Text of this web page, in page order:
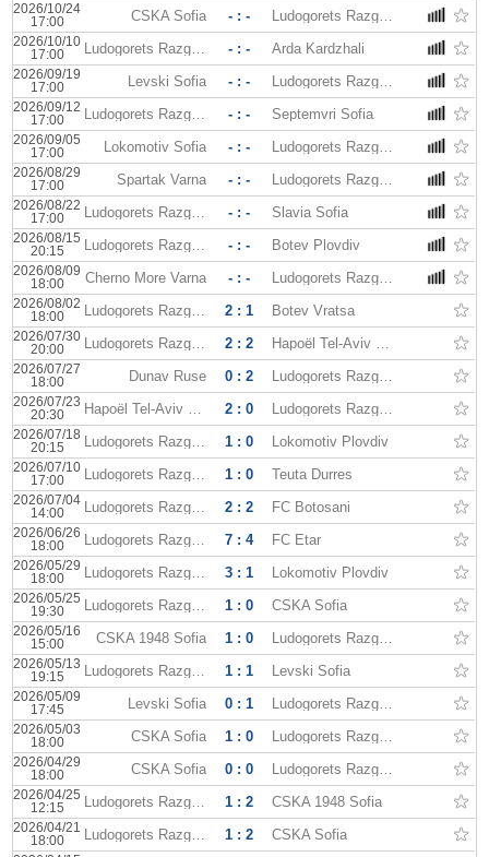
2026/10/24
17:00
CSKA Sofia - : - Ludogorets Razgrad
2026/10/10
17:00
Ludogorets Razgrad - : - Arda Kardzhali
2026/09/19
17:00
Levski Sofia - : - Ludogorets Razgrad
2026/09/12
17:00
Ludogorets Razgrad - : - Septemvri Sofia
2026/09/05
17:00
Lokomotiv Sofia - : - Ludogorets Razgrad
2026/08/29
17:00
Spartak Varna - : - Ludogorets Razgrad
2026/08/22
17:00
Ludogorets Razgrad - : - Slavia Sofia
2026/08/15
20:15
Ludogorets Razgrad - : - Botev Plovdiv
2026/08/09
18:00
Cherno More Varna - : - Ludogorets Razgrad
2026/08/02
18:00
Ludogorets Razgrad 2 : 1 Botev Vratsa
2026/07/30
20:00
Ludogorets Razgrad 2 : 2 Hapoël Tel-Aviv FC
2026/07/27
18:00
Dunav Ruse 0 : 2 Ludogorets Razgrad
2026/07/23
20:30
Hapoël Tel-Aviv FC 2 : 0 Ludogorets Razgrad
2026/07/18
20:15
Ludogorets Razgrad 1 : 0 Lokomotiv Plovdiv
2026/07/10
17:00
Ludogorets Razgrad 1 : 0 Teuta Durres
2026/07/04
14:00
Ludogorets Razgrad 2 : 2 FC Botosani
2026/06/26
18:00
Ludogorets Razgrad 7 : 4 FC Etar
2026/05/29
18:00
Ludogorets Razgrad 3 : 1 Lokomotiv Plovdiv
2026/05/25
19:30
Ludogorets Razgrad 1 : 0 CSKA Sofia
2026/05/16
15:00
CSKA 1948 Sofia 1 : 0 Ludogorets Razgrad
2026/05/13
19:15
Ludogorets Razgrad 1 : 1 Levski Sofia
2026/05/09
17:45
Levski Sofia 0 : 1 Ludogorets Razgrad
2026/05/03
18:00
CSKA Sofia 1 : 0 Ludogorets Razgrad
2026/04/29
18:00
CSKA Sofia 0 : 0 Ludogorets Razgrad
2026/04/25
12:15
Ludogorets Razgrad 1 : 2 CSKA 1948 Sofia
2026/04/21
18:00
Ludogorets Razgrad 1 : 2 CSKA Sofia